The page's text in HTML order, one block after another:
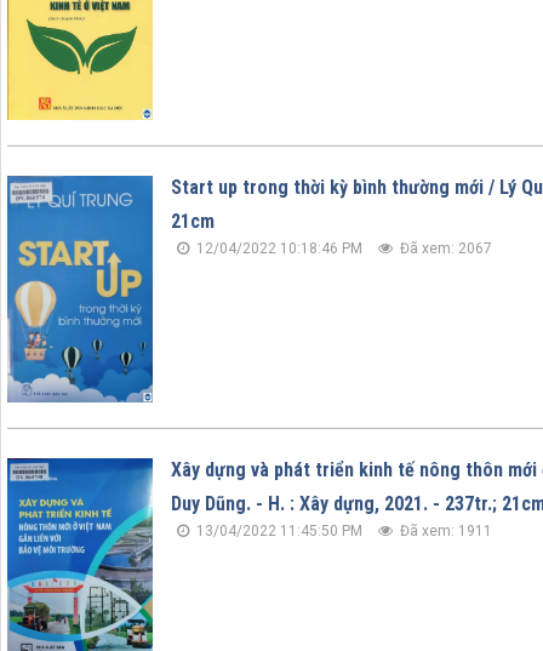
Start up trong thời kỳ bình thường mới / Lý
21cm
12/04/2022 10:18:46 PM Đã xem: 2067
Xây dựng và phát triển kinh tế nông thôn
Duy Dũng. - H. : Xây dựng, 2021. - 237tr.;
13/04/2022 11:45:50 PM Đã xem: 1911